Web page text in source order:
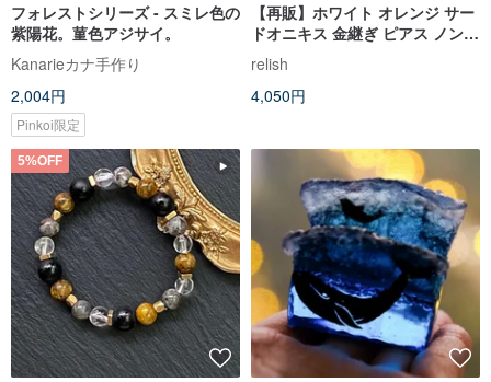
フォレストシリーズ - スミレ色の
紫陽花。菫色アジサイ。
Kanarieカナ手作り
2,004円
Pinkoi限定
【再販】ホワイト オレンジ サー
ドオニキス 金継ぎ ピアス ノンホ
ールピアス イヤリング 小ぶり 小
さい シンプル 橙 ゴールド 金 白
オフィス ギフト
relish
4,050円
5%OFF